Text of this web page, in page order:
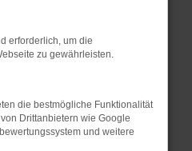
Seiten
die Seite in einem
in einem privaten
helfen, vorübergehende
erforderlich, um die
zu gewährleisten.
die bestmögliche Funktionalität
Drittanbietern wie Google
und weitere